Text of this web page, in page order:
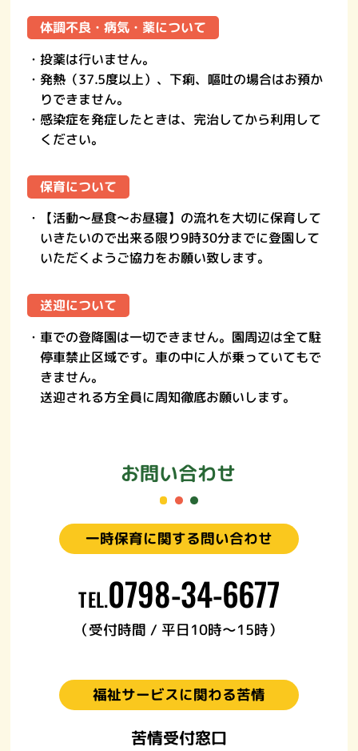
体調不良・病気・薬について
・投薬は行いません。
・発熱（37.5度以上）、下痢、嘔吐の場合はお預か
りできません。
・感染症を発症したときは、完治してから利用して
ください。
保育について
・【活動～昼食～お昼寝】の流れを大切に保育して
いきたいので出来る限り9時30分までに登園して
いただくようご協力をお願い致します。
送迎について
・車での登降園は一切できません。園周辺は全て駐
停車禁止区域です。車の中に人が乗っていてもで
きません。
送迎される方全員に周知徹底お願いします。
お問い合わせ
一時保育に関する問い合わせ
TEL.0798-34-6677
（受付時間 / 平日10時～15時）
福祉サービスに関わる苦情
苦情受付窓口